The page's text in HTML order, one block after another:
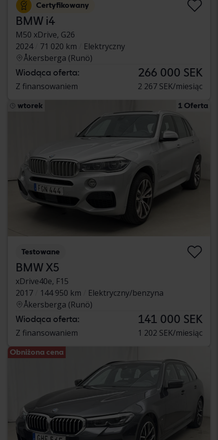
Certyfikowany
BMW i4
M50 xDrive, G26
2024
71 020 km
Elektryczny
Åkersberga (Runö)
Wiodąca oferta: 266 000 SEK
Z finansowaniem 2 267 SEK/miesiąc
wtorek 1 Oferta
Testowane
BMW X5
xDrive40e, F15
2017
144 950 km
Elektryczny/benzyna
Åkersberga (Runö)
Wiodąca oferta: 141 000 SEK
Z finansowaniem 1 202 SEK/miesiąc
Obniżona cena